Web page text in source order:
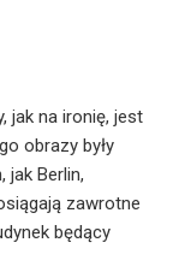
jak na ironię, jest
obrazy były
jak Berlin,
zawrotne
będący